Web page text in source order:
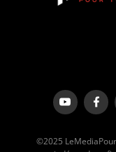
©2025